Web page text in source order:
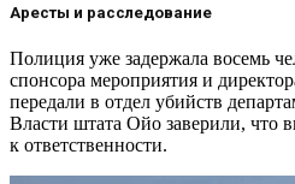
Аресты и расследование
Полиция уже задержала восемь
спонсора мероприятия и
передали в отдел убийств
Власти штата Ойо заверили, что
к ответственности.